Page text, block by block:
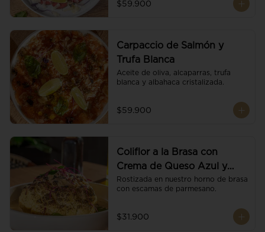
$59.900
Carpaccio de Salmón y
Trufa Blanca
Aceite de oliva, alcaparras, trufa
blanca y albahaca cristalizada.
$59.900
Coliflor a la Brasa con
Crema de Queso Azul y
Vino
Rostizada en nuestro horno de brasa
con escamas de parmesano.
$31.900